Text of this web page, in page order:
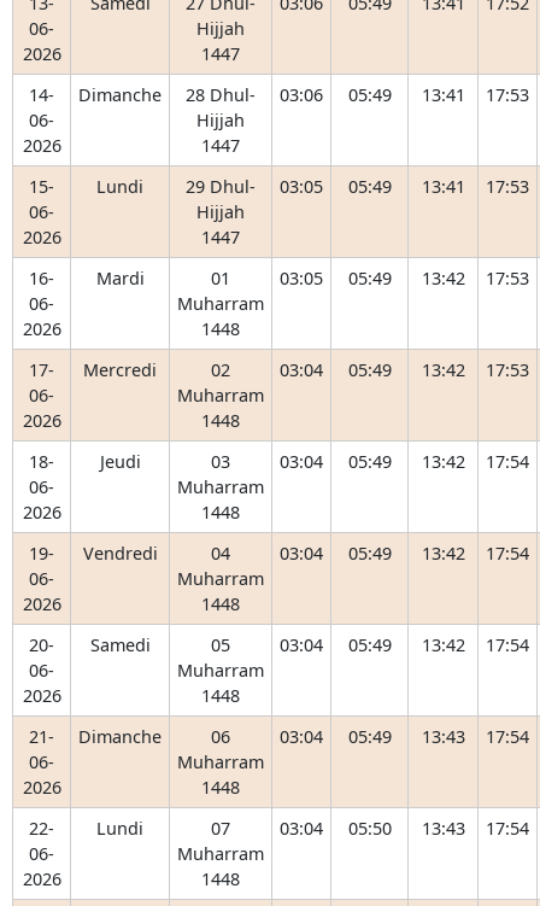
06-
2026
Hijjah
1447
14-
06-
2026
Dimanche
28 Dhul-
Hijjah
1447
03:06 05:49 13:41 17:53
15-
06-
2026
Lundi
29 Dhul-
Hijjah
1447
03:05 05:49 13:41 17:53
16-
06-
2026
Mardi
01
Muharram
1448
03:05 05:49 13:42 17:53
17-
06-
2026
Mercredi
02
Muharram
1448
03:04 05:49 13:42 17:53
18-
06-
2026
Jeudi
03
Muharram
1448
03:04 05:49 13:42 17:54
19-
06-
2026
Vendredi
04
Muharram
1448
03:04 05:49 13:42 17:54
20-
06-
2026
Samedi
05
Muharram
1448
03:04 05:49 13:42 17:54
21-
06-
2026
Dimanche
06
Muharram
1448
03:04 05:49 13:43 17:54
22-
06-
2026
Lundi
07
Muharram
1448
03:04 05:50 13:43 17:54